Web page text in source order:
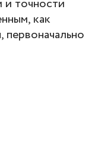
и точности
как
первоначально